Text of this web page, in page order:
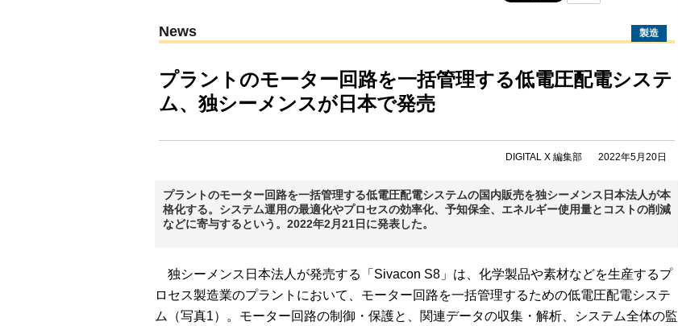
News 製造
プラントのモーター回路を一括管理する低電圧配電システ
ム、独シーメンスが日本で発売
DIGITAL X 編集部 2022年5月20日
プラントのモーター回路を一括管理する低電圧配電システムの国内販売を独シーメンス日本法人が本
格化する。システム運用の最適化やプロセスの効率化、予知保全、エネルギー使用量とコストの削減
などに寄与するという。2022年2月21日に発表した。
独シーメンス日本法人が発売する「Sivacon S8」は、化学製品や素材などを生産するプ
ロセス製造業のプラントにおいて、モーター回路を一括管理するための低電圧配電システ
ム（写真1）。モーター回路の制御・保護と、関連データの収集・解析、システム全体の監